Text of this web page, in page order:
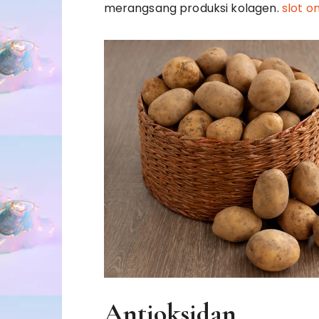
merangsang produksi kolagen. slot